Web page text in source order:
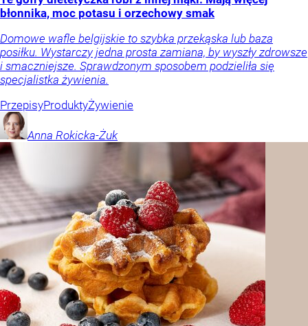
błonnika, moc potasu i orzechowy smak
Domowe wafle belgijskie to szybka przekąska lub baza
posiłku. Wystarczy jedna prosta zamiana, by wyszły zdrowsze
i smaczniejsze. Sprawdzonym sposobem podzieliła się
specjalistka żywienia.
PrzepisyProduktyŻywienie
Anna Rokicka-Żuk